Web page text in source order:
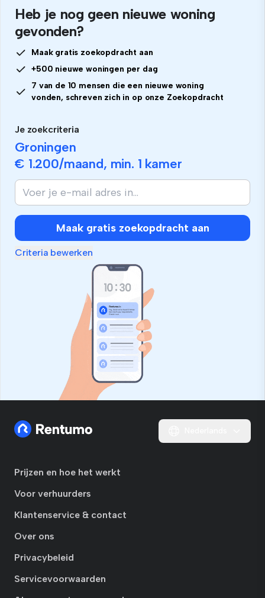
Heb je nog geen nieuwe woning
gevonden?
Maak gratis zoekopdracht aan
+500 nieuwe woningen per dag
7 van de 10 mensen die een nieuwe woning
vonden, schreven zich in op onze Zoekopdracht
Je zoekcriteria
Groningen
€ 1.200/maand, min. 1 kamer
Maak gratis zoekopdracht aan
Criteria bewerken
Prijzen en hoe het werkt
Voor verhuurders
Klantenservice & contact
Over ons
Privacybeleid
Servicevoorwaarden